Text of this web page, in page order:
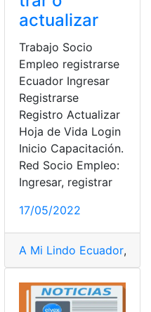
Red Socio Empleo
actualizar
Trabajo Socio
Empleo registrarse
Ecuador Ingresar
Registrarse
Registro Actualizar
Hoja de Vida Login
Inicio Capacitación.
Red Socio Empleo:
Ingresar, registrar
17/05/2022
A Mi Lindo Ecuador,